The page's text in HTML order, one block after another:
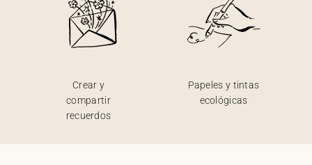
Crear y
compartir
recuerdos
Papeles y tintas
ecológicas